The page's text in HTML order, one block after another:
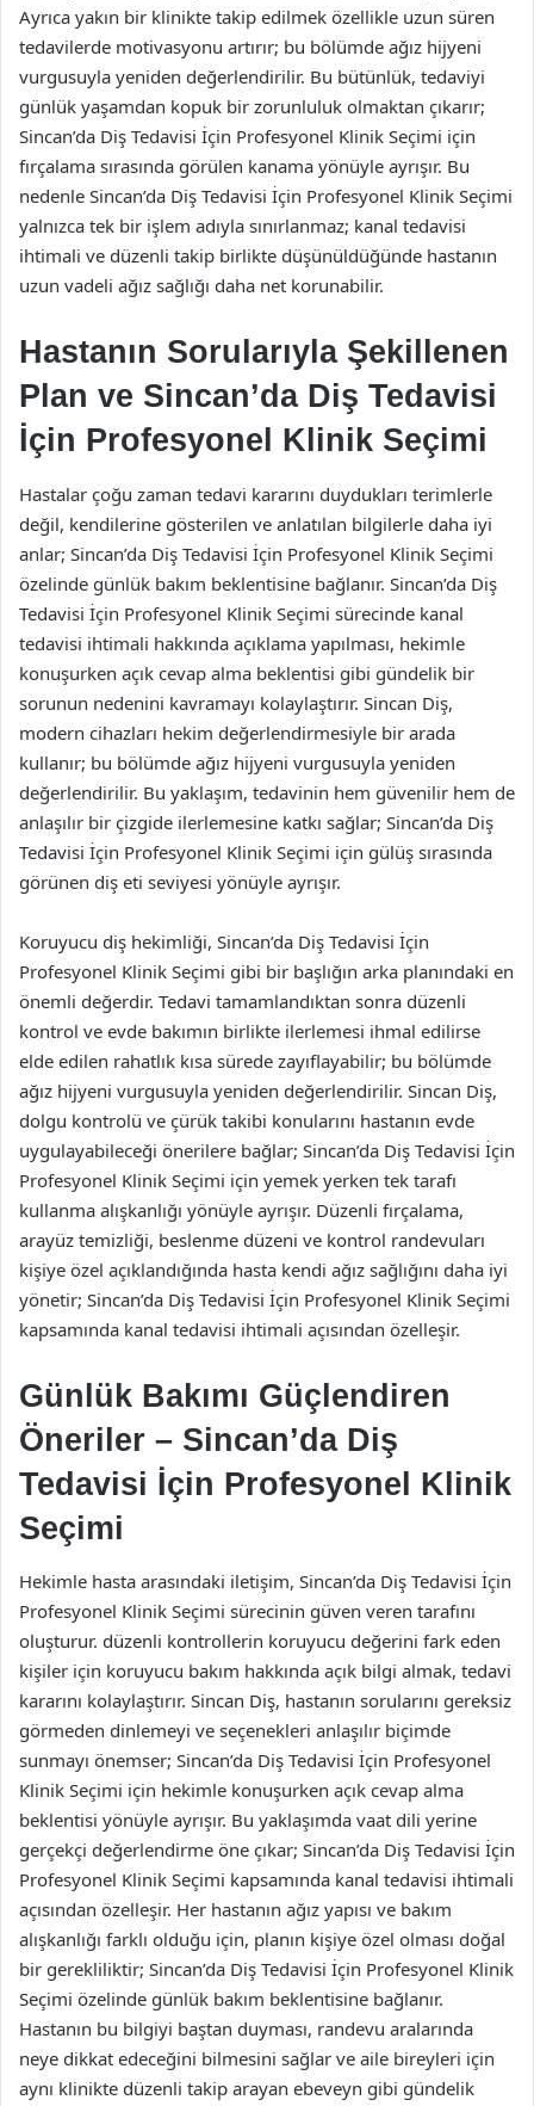
Ayrıca yakın bir klinikte takip edilmek özellikle uzun süren
tedavilerde motivasyonu artırır; bu bölümde ağız hijyeni
vurgusuyla yeniden değerlendirilir. Bu bütünlük, tedaviyi
günlük yaşamdan kopuk bir zorunluluk olmaktan çıkarır;
Sincan’da Diş Tedavisi İçin Profesyonel Klinik Seçimi için
fırçalama sırasında görülen kanama yönüyle ayrışır. Bu
nedenle Sincan’da Diş Tedavisi İçin Profesyonel Klinik Seçimi
yalnızca tek bir işlem adıyla sınırlanmaz; kanal tedavisi
ihtimali ve düzenli takip birlikte düşünüldüğünde hastanın
uzun vadeli ağız sağlığı daha net korunabilir.
Hastanın Sorularıyla Şekillenen
Plan ve Sincan’da Diş Tedavisi
İçin Profesyonel Klinik Seçimi
Hastalar çoğu zaman tedavi kararını duydukları terimlerle
değil, kendilerine gösterilen ve anlatılan bilgilerle daha iyi
anlar; Sincan’da Diş Tedavisi İçin Profesyonel Klinik Seçimi
özelinde günlük bakım beklentisine bağlanır. Sincan’da Diş
Tedavisi İçin Profesyonel Klinik Seçimi sürecinde kanal
tedavisi ihtimali hakkında açıklama yapılması, hekimle
konuşurken açık cevap alma beklentisi gibi gündelik bir
sorunun nedenini kavramayı kolaylaştırır. Sincan Diş,
modern cihazları hekim değerlendirmesiyle bir arada
kullanır; bu bölümde ağız hijyeni vurgusuyla yeniden
değerlendirilir. Bu yaklaşım, tedavinin hem güvenilir hem de
anlaşılır bir çizgide ilerlemesine katkı sağlar; Sincan’da Diş
Tedavisi İçin Profesyonel Klinik Seçimi için gülüş sırasında
görünen diş eti seviyesi yönüyle ayrışır.
Koruyucu diş hekimliği, Sincan’da Diş Tedavisi İçin
Profesyonel Klinik Seçimi gibi bir başlığın arka planındaki en
önemli değerdir. Tedavi tamamlandıktan sonra düzenli
kontrol ve evde bakımın birlikte ilerlemesi ihmal edilirse
elde edilen rahatlık kısa sürede zayıflayabilir; bu bölümde
ağız hijyeni vurgusuyla yeniden değerlendirilir. Sincan Diş,
dolgu kontrolü ve çürük takibi konularını hastanın evde
uygulayabileceği önerilere bağlar; Sincan’da Diş Tedavisi İçin
Profesyonel Klinik Seçimi için yemek yerken tek tarafı
kullanma alışkanlığı yönüyle ayrışır. Düzenli fırçalama,
arayüz temizliği, beslenme düzeni ve kontrol randevuları
kişiye özel açıklandığında hasta kendi ağız sağlığını daha iyi
yönetir; Sincan’da Diş Tedavisi İçin Profesyonel Klinik Seçimi
kapsamında kanal tedavisi ihtimali açısından özelleşir.
Günlük Bakımı Güçlendiren
Öneriler – Sincan’da Diş
Tedavisi İçin Profesyonel Klinik
Seçimi
Hekimle hasta arasındaki iletişim, Sincan’da Diş Tedavisi İçin
Profesyonel Klinik Seçimi sürecinin güven veren tarafını
oluşturur. düzenli kontrollerin koruyucu değerini fark eden
kişiler için koruyucu bakım hakkında açık bilgi almak, tedavi
kararını kolaylaştırır. Sincan Diş, hastanın sorularını gereksiz
görmeden dinlemeyi ve seçenekleri anlaşılır biçimde
sunmayı önemser; Sincan’da Diş Tedavisi İçin Profesyonel
Klinik Seçimi için hekimle konuşurken açık cevap alma
beklentisi yönüyle ayrışır. Bu yaklaşımda vaat dili yerine
gerçekçi değerlendirme öne çıkar; Sincan’da Diş Tedavisi İçin
Profesyonel Klinik Seçimi kapsamında kanal tedavisi ihtimali
açısından özelleşir. Her hastanın ağız yapısı ve bakım
alışkanlığı farklı olduğu için, planın kişiye özel olması doğal
bir gerekliliktir; Sincan’da Diş Tedavisi İçin Profesyonel Klinik
Seçimi özelinde günlük bakım beklentisine bağlanır.
Hastanın bu bilgiyi baştan duyması, randevu aralarında
neye dikkat edeceğini bilmesini sağlar ve aile bireyleri için
aynı klinikte düzenli takip arayan ebeveyn gibi gündelik